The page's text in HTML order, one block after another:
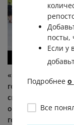
«Нам нравится
говорит тренер
спортивной школы
олимпийского
города Кургана
посты,
Если у
Подробнее о
Все